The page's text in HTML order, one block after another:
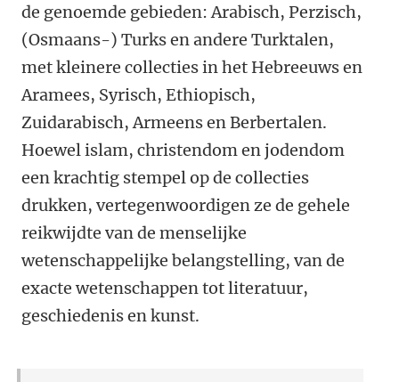
de genoemde gebieden: Arabisch, Perzisch,
(Osmaans-) Turks en andere Turktalen,
met kleinere collecties in het Hebreeuws en
Aramees, Syrisch, Ethiopisch,
Zuidarabisch, Armeens en Berbertalen.
Hoewel islam, christendom en jodendom
een krachtig stempel op de collecties
drukken, vertegenwoordigen ze de gehele
reikwijdte van de menselijke
wetenschappelijke belangstelling, van de
exacte wetenschappen tot literatuur,
geschiedenis en kunst.